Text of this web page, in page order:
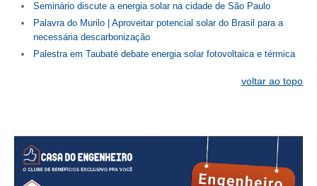
PUBLICIDADE
MANUAL DE REDAÇÃO
CADASTRO
ASSOCIE-SE
Seminário discute a energia solar na cidade de São Paulo
Palavra do Murilo | Aproveitar potencial solar do Brasil para a
necessária descarbonização
Palestra em Taubaté debate energia solar fotovoltaica e térmica
voltar ao topo